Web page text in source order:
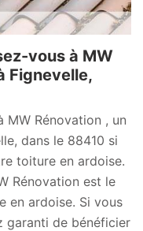
vous à MW
Fignevelle,
MW Rénovation , un
dans le 88410 si
toiture en ardoise.
Rénovation est le
en ardoise. Si vous
garanti de bénéficier